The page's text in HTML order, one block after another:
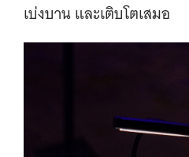
เบ่งบาน และเติบโตเสมอ